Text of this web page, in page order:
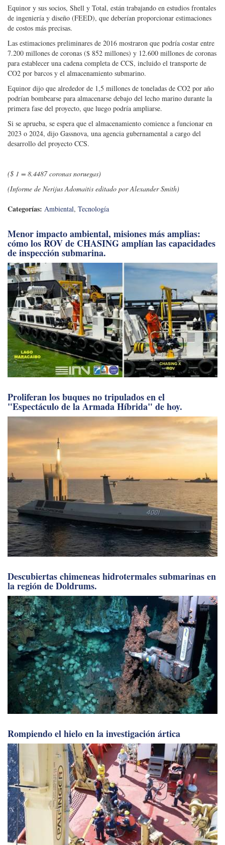
Equinor y sus socios, Shell y Total, están trabajando en estudios frontales
de ingeniería y diseño (FEED), que deberían proporcionar estimaciones
de costos más precisas.
Las estimaciones preliminares de 2016 mostraron que podría costar entre
7.200 millones de coronas ($ 852 millones) y 12.600 millones de coronas
para establecer una cadena completa de CCS, incluido el transporte de
CO2 por barcos y el almacenamiento submarino.
Equinor dijo que alrededor de 1,5 millones de toneladas de CO2 por año
podrían bombearse para almacenarse debajo del lecho marino durante la
primera fase del proyecto, que luego podría ampliarse.
Si se aprueba, se espera que el almacenamiento comience a funcionar en
2023 o 2024, dijo Gassnova, una agencia gubernamental a cargo del
desarrollo del proyecto CCS.
($ 1 = 8.4487 coronas noruegas)
(Informe de Nerijus Adomaitis editado por Alexander Smith)
Categorías: Ambiental, Tecnología
Menor impacto ambiental, misiones más amplias:
cómo los ROV de CHASING amplían las capacidades
de inspección submarina.
Proliferan los buques no tripulados en el
"Espectáculo de la Armada Híbrida" de hoy.
Descubiertas chimeneas hidrotermales submarinas en
la región de Doldrums.
Rompiendo el hielo en la investigación ártica